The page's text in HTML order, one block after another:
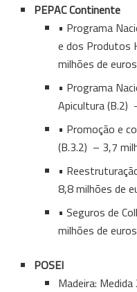
PEPAC Continente
• Programa
e dos Produtos
milhões de euros
• Programa
Apicultura (B.2)
• Promoção e
(B.3.2) – 3,7
•
8,8 milhões de
• Seguros de
milhões de euros
POSEI
Madeira: